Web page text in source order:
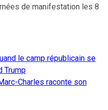
de manifestation les 8
le camp républicain se
Trump
Charles raconte son